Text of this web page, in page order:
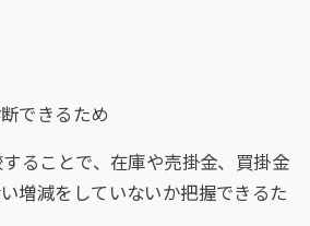
できるため
ることで、在庫や売掛金、買掛金
増減をしていないか把握できるた